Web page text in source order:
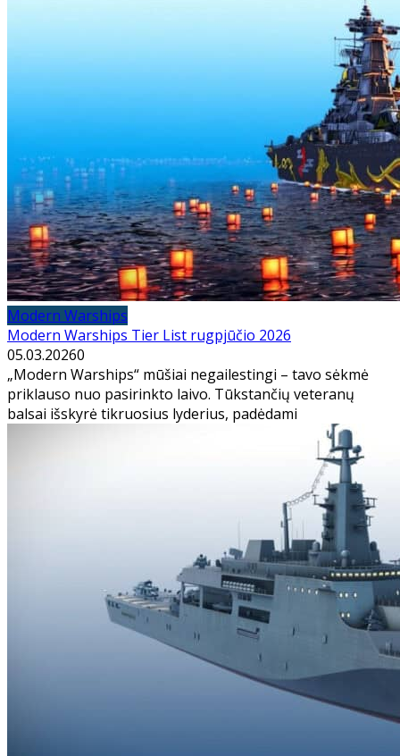
Modern Warships
Modern Warships Tier List rugpjūčio 2026
05.03.20260
„Modern Warships“ mūšiai negailestingi – tavo sėkmė
priklauso nuo pasirinkto laivo. Tūkstančių veteranų
balsai išskyrė tikruosius lyderius, padėdami